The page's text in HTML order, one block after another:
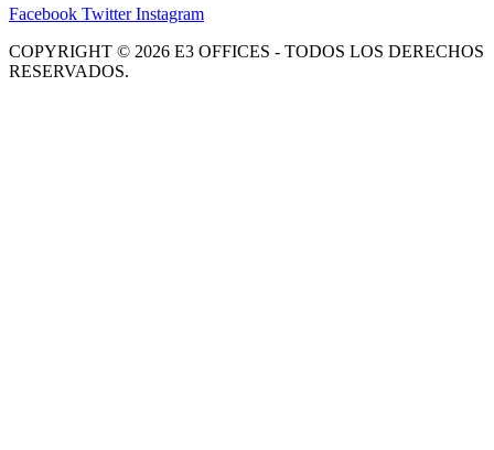
Facebook Twitter Instagram
COPYRIGHT © 2026 E3 OFFICES - TODOS LOS DERECHOS
RESERVADOS.